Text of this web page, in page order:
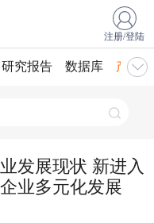
注册/登陆
研究报告 数据库 产业
发展现状 新进入
业多元化发展